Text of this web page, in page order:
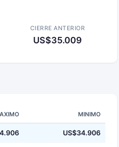
CIERRE ANTERIOR
US$35.009
MINIMO
US$34.906